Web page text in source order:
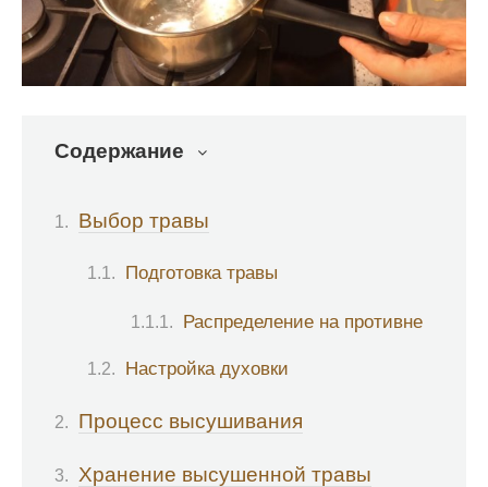
Содержание
Выбор травы
Подготовка травы
Распределение на противне
Настройка духовки
Процесс высушивания
Хранение высушенной травы